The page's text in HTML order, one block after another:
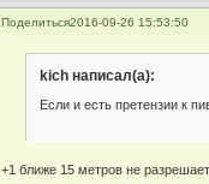
Поделиться2016-09-26 15:53:50
kich написал(а):
Если и есть претензии к
+1 ближе 15 метров не